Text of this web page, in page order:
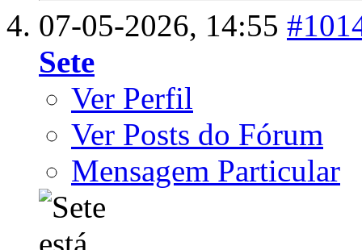
07-05-2026, 14:55
Sete
Ver Perfil
Ver Posts do Fórum
Mensagem Particular